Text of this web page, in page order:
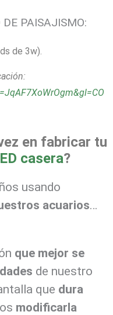
PAISAJISMO:
de 3w).
en fabricar tu
casera?
usando
acuarios…
que mejor se
de nuestro
que dura
modificarla